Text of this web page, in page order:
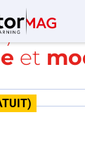
avec
et